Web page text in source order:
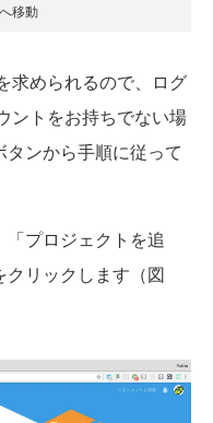
移動
求められるので、ログ
ントをお持ちでない場
ンから手順に従って
プロジェクトを追
リックします（図